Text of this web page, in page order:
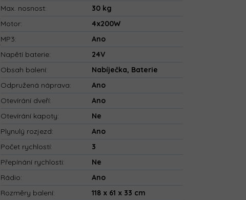
Max. nosnost:
30 kg
Motor:
4x200W
MP3:
Ano
Napětí baterie:
24V
Obsah balení:
Nabíječka, Baterie
Odpružená náprava:
Ano
Otevírání dveří:
Ano
Otevírání kapoty:
Ne
Plynulý rozjezd:
Ano
Počet rychlostí:
3
Přepínání rychlosti:
Ne
Rádio:
Ano
Rozměry balení:
118 x 61 x 33 cm